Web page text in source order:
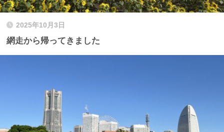
2025年10月3日
網走から帰ってきました